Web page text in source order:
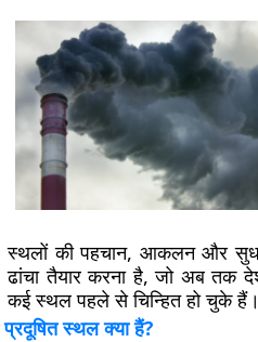
स्थलों की पहचान, आकलन और
ढांचा तैयार करना है, जो अब तक
कई स्थल पहले से चिन्हित हो चुके हैं।
प्रदूषित स्थल क्या हैं?